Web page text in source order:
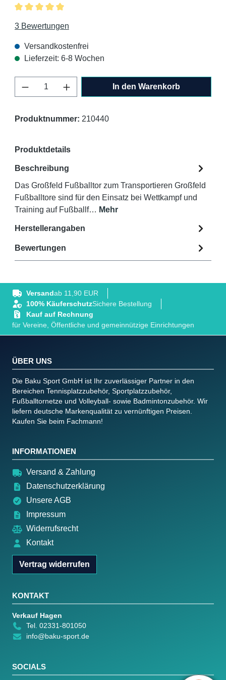
Durchschnittliche Bewertung von 5 von 5 Sternen
3 Bewertungen
Versandkostenfrei
Lieferzeit: 6-8 Wochen
Produkt Anzahl: Gib den gewünschten
In den Warenkorb
Produktnummer: 210440
Produktdetails
Beschreibung
Das Großfeld Fußballtor zum Transportieren Großfeld
Fußballtore sind für den Einsatz bei Wettkampf und
Training auf Fußballf… Mehr
Herstellerangaben
Bewertungen
Versandab 11,90 EUR
100% KäuferschutzSichere Bestellung
Kauf auf Rechnung
für Vereine, Öffentliche und gemeinnützige Einrichtungen
ÜBER UNS
Die Baku Sport GmbH ist Ihr zuverlässiger Partner in den
Bereichen Tennisplatzzubehör, Sportplatzzubehör,
Fußballtornetze und Volleyball- sowie Badmintonzubehör. Wir
liefern deutsche Markenqualität zu vernünftigen Preisen.
Kaufen Sie beim Fachmann!
INFORMATIONEN
Versand & Zahlung
Datenschutzerklärung
Unsere AGB
Impressum
Widerrufsrecht
Kontakt
Vertrag widerrufen
KONTAKT
Verkauf Hagen
Tel. 02331-801050
info@baku-sport.de
SOCIALS